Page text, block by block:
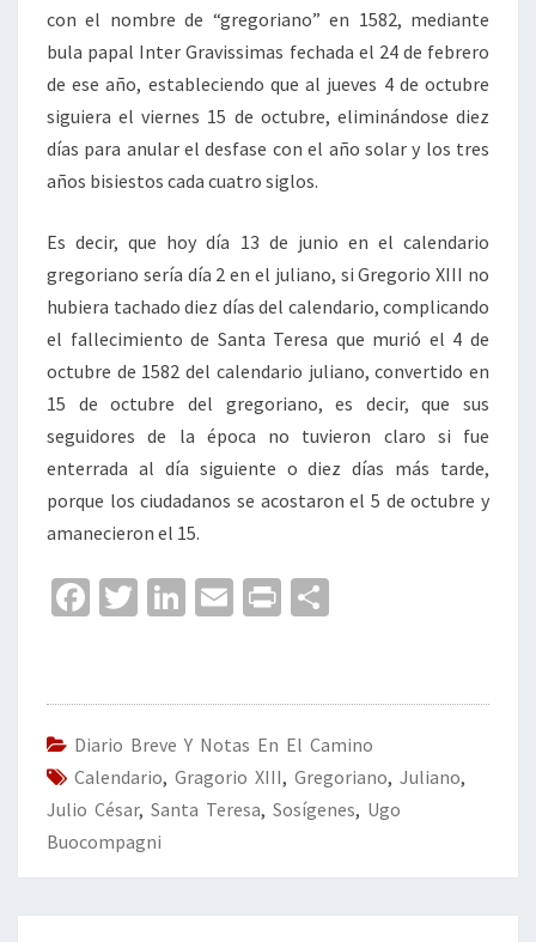
con el nombre de “gregoriano” en 1582, mediante
bula papal Inter Gravissimas fechada el 24 de febrero
de ese año, estableciendo que al jueves 4 de octubre
siguiera el viernes 15 de octubre, eliminándose diez
días para anular el desfase con el año solar y los tres
años bisiestos cada cuatro siglos.
Es decir, que hoy día 13 de junio en el calendario
gregoriano sería día 2 en el juliano, si Gregorio XIII no
hubiera tachado diez días del calendario, complicando
el fallecimiento de Santa Teresa que murió el 4 de
octubre de 1582 del calendario juliano, convertido en
15 de octubre del gregoriano, es decir, que sus
seguidores de la época no tuvieron claro si fue
enterrada al día siguiente o diez días más tarde,
porque los ciudadanos se acostaron el 5 de octubre y
amanecieron el 15.
Fa
o
o
k
T
er
Li
dI
n
E
l
Pr
p
ar
tir
Diario Breve Y Notas En El Camino
Calendario, Gragorio XIII, Gregoriano, Juliano,
Julio César, Santa Teresa, Sosígenes, Ugo
Buocompagni